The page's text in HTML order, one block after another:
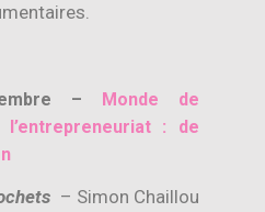
– Monde de
: de
– Simon Chaillou